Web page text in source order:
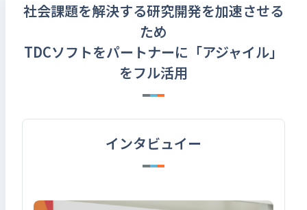
サステナビリティ
お問い合わせ
閉じる
社会課題を解決する研究開発を加速させる
ため
TDCソフトをパートナーに「アジャイル」
をフル活用
インタビュイー